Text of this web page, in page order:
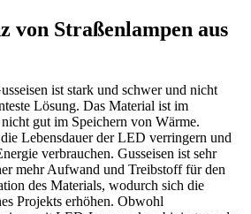
von Straßenlampen aus
ist stark und schwer und nicht
Lösung. Das Material ist im
gut im Speichern von Wärme.
Lebensdauer der LED verringern und
verbrauchen. Gusseisen ist sehr
mehr Aufwand und Treibstoff für den
des Materials, wodurch sich die
Projekts erhöhen. Obwohl